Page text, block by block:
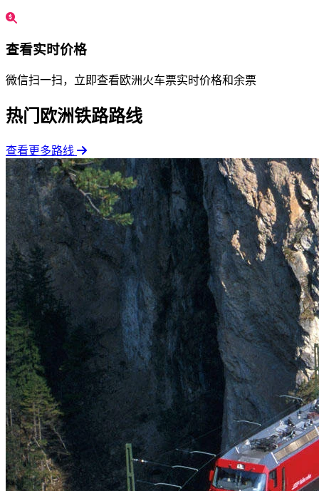
查看实时价格
微信扫一扫，立即查看欧洲火车票实时价格和余票
热门欧洲铁路路线
查看更多路线